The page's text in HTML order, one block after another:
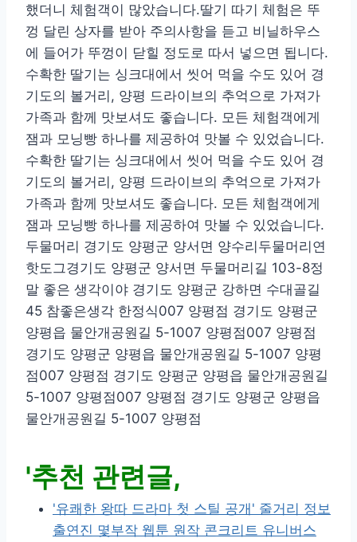
했더니 체험객이 많았습니다.딸기 따기 체험은 뚜
껑 달린 상자를 받아 주의사항을 듣고 비닐하우스
에 들어가 뚜껑이 닫힐 정도로 따서 넣으면 됩니다.
수확한 딸기는 싱크대에서 씻어 먹을 수도 있어 경
기도의 볼거리, 양평 드라이브의 추억으로 가져가
가족과 함께 맛보셔도 좋습니다. 모든 체험객에게
잼과 모닝빵 하나를 제공하여 맛볼 수 있었습니다.
수확한 딸기는 싱크대에서 씻어 먹을 수도 있어 경
기도의 볼거리, 양평 드라이브의 추억으로 가져가
가족과 함께 맛보셔도 좋습니다. 모든 체험객에게
잼과 모닝빵 하나를 제공하여 맛볼 수 있었습니다.
두물머리 경기도 양평군 양서면 양수리두물머리연
핫도그경기도 양평군 양서면 두물머리길 103-8정
말 좋은 생각이야 경기도 양평군 강하면 수대골길
45 참좋은생각 한정식007 양평점 경기도 양평군
양평읍 물안개공원길 5-1007 양평점007 양평점
경기도 양평군 양평읍 물안개공원길 5-1007 양평
점007 양평점 경기도 양평군 양평읍 물안개공원길
5-1007 양평점007 양평점 경기도 양평군 양평읍
물안개공원길 5-1007 양평점
'추천 관련글,
'유쾌한 왕따 드라마 첫 스틸 공개' 줄거리 정보
출연진 몇부작 웹툰 원작 콘크리트 유니버스